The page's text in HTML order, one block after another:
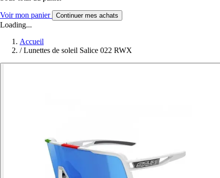
Voir mon panier Continuer mes achats
Loading...
Accueil
/ Lunettes de soleil Salice 022 RWX